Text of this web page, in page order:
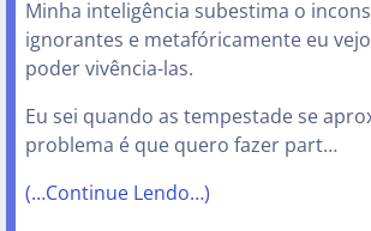
Minha inteligência subestima o
ignorantes e metafóricamente eu
poder vivência-las.
Eu sei quando as tempestade se
problema é que quero fazer part…
(…Continue Lendo…)